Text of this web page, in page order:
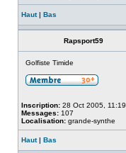
Haut| Bas
Rapsport59
Golfiste Timide
Inscription: 28 Oct 2005, 11:19
Messages: 107
Localisation: grande-synthe
Haut| Bas